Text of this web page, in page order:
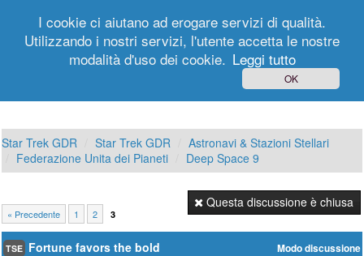
Registrati
Star Trek GDR Star Trek GDR
Astronavi & Stazioni Stellari
Federazione Unita dei Pianeti
Deep Space 9
« Precedente 1 2 3
Questa discussione è chiusa
Modo discussione
TSE Fortune favors the bold
I cookie ci aiutano ad erogare servizi di qualità.
Utilizzando i nostri servizi, l'utente accetta le nostre
modalità d'uso dei cookie. Leggi tutto
OK